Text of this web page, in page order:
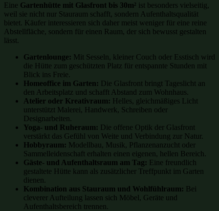
Eine Gartenhütte mit Glasfront bis 30m² ist besonders vielseitig,
weil sie nicht nur Stauraum schafft, sondern Aufenthaltsqualität
bietet. Käufer interessieren sich daher meist weniger für eine reine
Abstellfläche, sondern für einen Raum, der sich bewusst gestalten
lässt.
Gartenlounge: Mit Sesseln, kleiner Couch oder Esstisch wird
die Hütte zum geschützten Platz für entspannte Stunden mit
Blick ins Freie.
Homeoffice im Garten: Die Glasfront bringt Tageslicht an
den Arbeitsplatz und schafft Abstand zum Wohnhaus.
Atelier oder Kreativraum: Helles, gleichmäßiges Licht
unterstützt Malerei, Handwerk, Schreiben oder
Designarbeiten.
Yoga- und Ruheraum: Die offene Optik der Glasfront
verstärkt das Gefühl von Weite und Verbindung zur Natur.
Hobbyraum: Modellbau, Musik, Pflanzenanzucht oder
Sammelleidenschaft erhalten einen eigenen, hellen Bereich.
Gäste- und Aufenthaltsraum am Tag: Eine freundlich
gestaltete Hütte kann als zusätzlicher Treffpunkt im Garten
dienen.
Kombination aus Stauraum und Wohlfühlraum: Bei
cleverer Aufteilung lassen sich Möbel, Geräte und
Aufenthaltsbereich trennen.